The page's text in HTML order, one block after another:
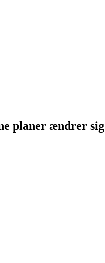
planer ændrer sig